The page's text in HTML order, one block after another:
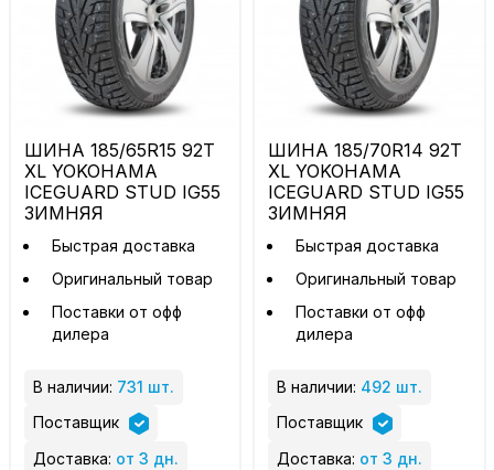
ШИНА 185/65R15 92T
XL YOKOHAMA
ICEGUARD STUD IG55
ЗИМНЯЯ
Быстрая доставка
Оригинальный товар
Поставки от офф
дилера
В наличии: 731 шт.
Поставщик
Доставка: от 3 дн.
ШИНА 185/70R14 92T
XL YOKOHAMA
ICEGUARD STUD IG55
ЗИМНЯЯ
Быстрая доставка
Оригинальный товар
Поставки от офф
дилера
В наличии: 492 шт.
Поставщик
Доставка: от 3 дн.